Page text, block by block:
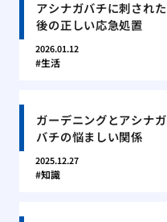
アシナガバチに刺された
後の正しい応急処置
2026.01.12
生活
ガーデニングとアシナガ
バチの悩ましい関係
2025.12.27
知識